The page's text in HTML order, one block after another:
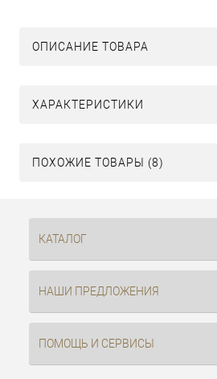
ОПИСАНИЕ ТОВАРА
ХАРАКТЕРИСТИКИ
ПОХОЖИЕ ТОВАРЫ (8)
КАТАЛОГ
НАШИ ПРЕДЛОЖЕНИЯ
ПОМОЩЬ И СЕРВИСЫ